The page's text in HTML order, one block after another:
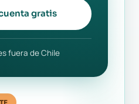
gratis
fuera de Chile